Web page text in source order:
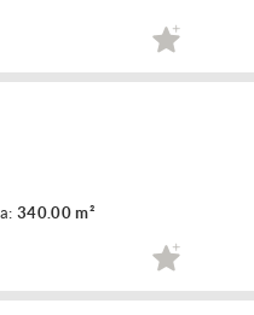
340.00 m²